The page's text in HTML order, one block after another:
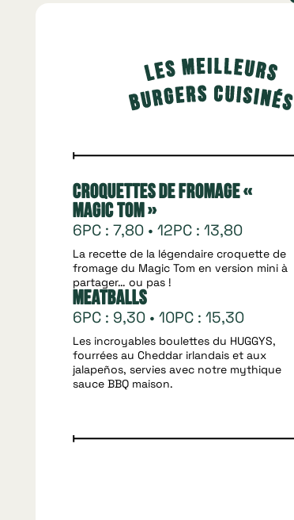
Croquettes de fromage «
Magic Tom »
6PC : 7,80 • 12PC : 13,80
La recette de la légendaire croquette de
fromage du Magic Tom en version mini à
partager… ou pas !
Meatballs
6PC : 9,30 • 10PC : 15,30
Les incroyables boulettes du HUGGYS,
fourrées au Cheddar irlandais et aux
jalapeños, servies avec notre mythique
sauce BBQ maison.